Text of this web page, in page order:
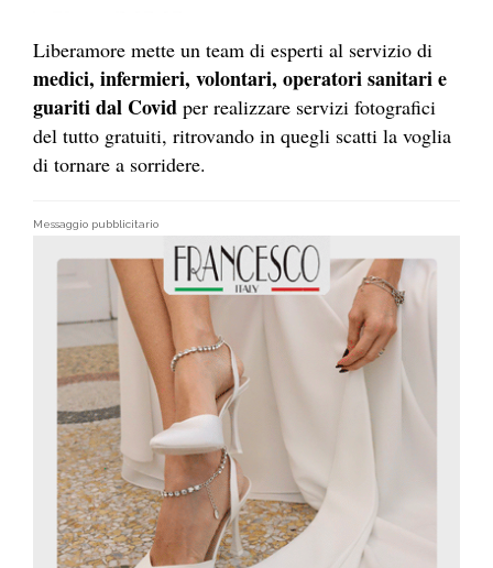
Liberamore mette un team di esperti al servizio di
medici, infermieri, volontari, operatori sanitari e
guariti dal Covid per realizzare servizi fotografici
del tutto gratuiti, ritrovando in quegli scatti la voglia
di tornare a sorridere.
Messaggio pubblicitario